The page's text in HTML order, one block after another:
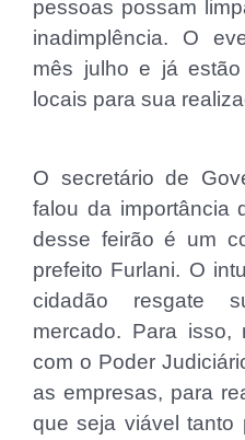
pessoas possam
inadimplência. O
mês julho e já
locais para sua
O secretário de
falou da importância
desse feirão é um
prefeito Furlani. O
cidadão resgate
mercado. Para isso,
com o Poder
as empresas, para
que seja viável tanto